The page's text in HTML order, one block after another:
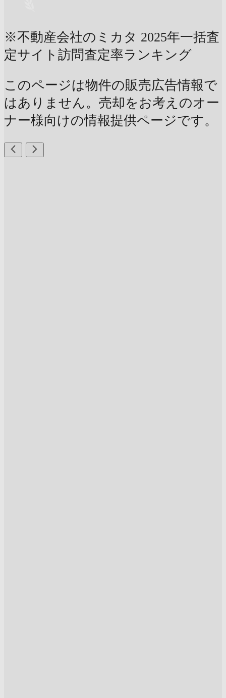
※不動産会社のミカタ 2025年一括査
定サイト訪問査定率ランキング
このページは物件の販売広告情報で
はありません。売却をお考えのオー
ナー様向けの情報提供ページです。